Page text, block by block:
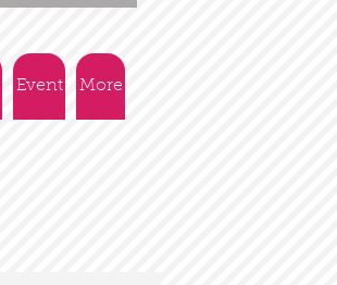
Event More